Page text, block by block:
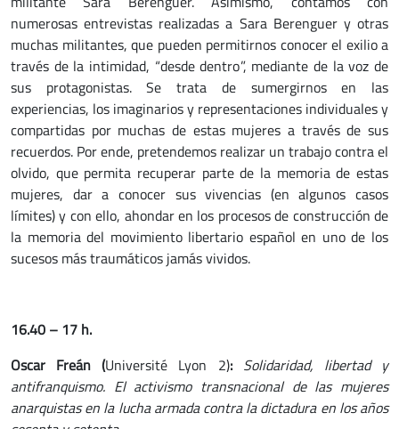
numerosas entrevistas realizadas a Sara Berenguer y otras
muchas militantes, que pueden permitirnos conocer el exilio a
través de la intimidad, “desde dentro”, mediante de la voz de
sus protagonistas. Se trata de sumergirnos en las
experiencias, los imaginarios y representaciones individuales y
compartidas por muchas de estas mujeres a través de sus
recuerdos. Por ende, pretendemos realizar un trabajo contra el
olvido, que permita recuperar parte de la memoria de estas
mujeres, dar a conocer sus vivencias (en algunos casos
límites) y con ello, ahondar en los procesos de construcción de
la memoria del movimiento libertario español en uno de los
sucesos más traumáticos jamás vividos.
16.40 – 17 h.
Oscar Freán (Université Lyon 2): Solidaridad, libertad y
antifranquismo. El activismo transnacional de las mujeres
anarquistas en la lucha armada contra la dictadura en los años